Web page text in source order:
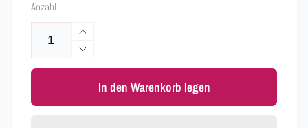
Anzahl
Erhöhe
die
Menge
Verringere
die
Menge
für
In den Warenkorb legen